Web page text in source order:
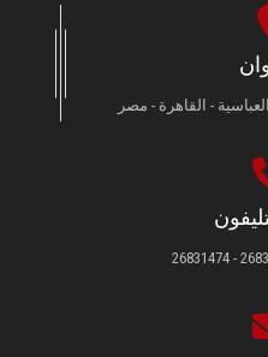
- القاهرة - مصر